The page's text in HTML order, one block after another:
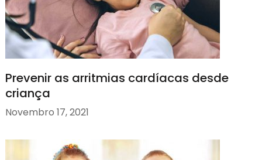
Prevenir as arritmias cardíacas desde
criança
Novembro 17, 2021